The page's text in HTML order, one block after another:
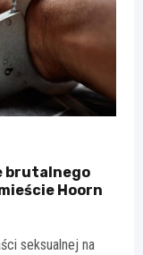
brutalnego
Hoorn
seksualnej na